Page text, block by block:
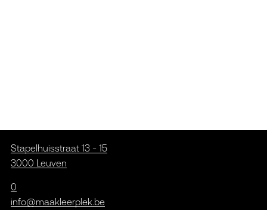
Stapelhuisstraat 13 - 15
3000 Leuven
0
info@maakleerplek.be